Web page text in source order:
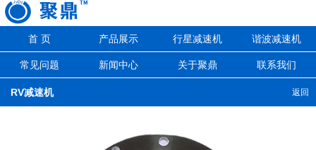
首 页 产品展示 行星减速机 谐波减速机
常见问题 新闻中心 关于聚鼎 联系我们
返回
RV减速机